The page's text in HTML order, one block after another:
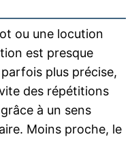
ou une locution
est presque
plus précise,
des répétitions
à un sens
Moins proche, le